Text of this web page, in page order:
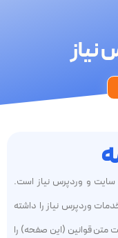
نیاز
سایت و وردپرس نیاز است.
وردپرس نیاز را داشته
متن قوانین (این صفحه) را